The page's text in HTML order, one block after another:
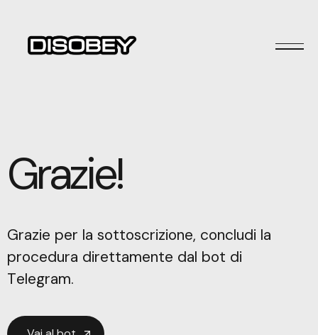
Grazie!
Grazie per la sottoscrizione, concludi la
procedura direttamente dal bot di
Telegram.